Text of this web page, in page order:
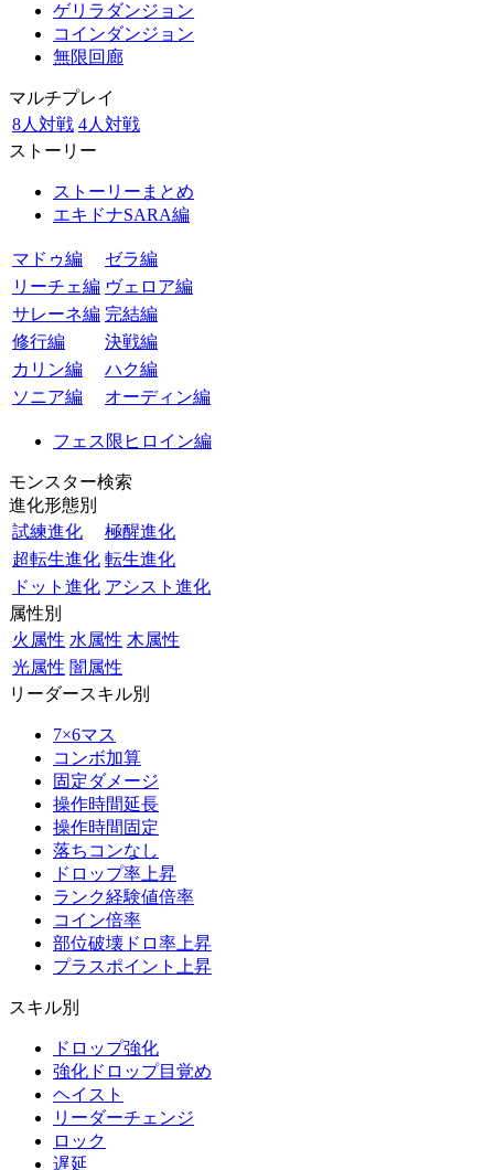
ゲリラダンジョン
コインダンジョン
無限回廊
マルチプレイ
8人対戦 4人対戦
ストーリー
ストーリーまとめ
エキドナSARA編
マドゥ編
ゼラ編
リーチェ編 ヴェロア編
サレーネ編 完結編
修行編
決戦編
カリン編
ハク編
ソニア編
オーディン編
フェス限ヒロイン編
モンスター検索
進化形態別
試練進化
極醒進化
超転生進化 転生進化
ドット進化 アシスト進化
属性別
火属性 水属性 木属性
光属性 闇属性
リーダースキル別
7×6マス
コンボ加算
固定ダメージ
操作時間延長
操作時間固定
落ちコンなし
ドロップ率上昇
ランク経験値倍率
コイン倍率
部位破壊ドロ率上昇
プラスポイント上昇
スキル別
ドロップ強化
強化ドロップ目覚め
ヘイスト
リーダーチェンジ
ロック
遅延